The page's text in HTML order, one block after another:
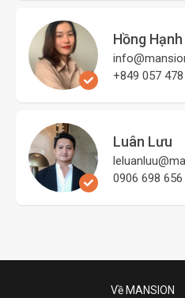
Hồng Hạnh
+849 057
Luân Lưu
0906 698 656
Về MANSION